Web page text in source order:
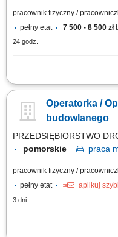
pracownik fizyczny /
pełny etat
7 500 - 8 500 zł
24 godz.
Obsługa i nadzorowanie
produkcji. Obsługa,
produkcyjnych. Sprawdzanie
Operatorka /
budowlanego
PRZEDSIĘBIORSTWO
pomorskie
praca
pracownik fizyczny /
pełny etat
aplikuj
3 dni